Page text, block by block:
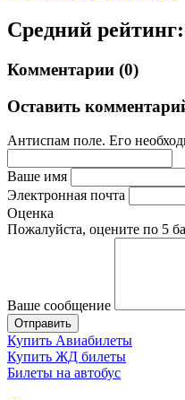
Средний рейтинг:
Комментарии (0)
Оставить
Антиспам поле. Его
Ваше имя
Электронная почта
Оценка
Пожалуйста, оцените по 5
Ваше сообщение
Купить Авиабилеты
Купить ЖД билеты
Билеты на автобус